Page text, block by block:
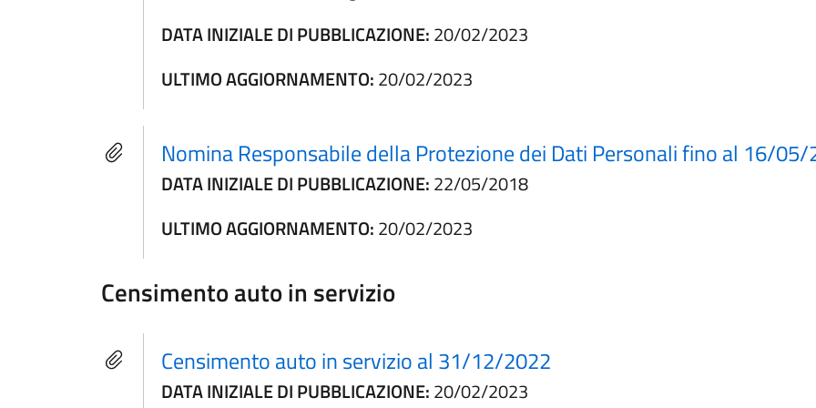
DATA INIZIALE DI PUBBLICAZIONE:20/02/2023
ULTIMO AGGIORNAMENTO:20/02/2023
Nomina Responsabile della Protezione dei Dati Personali fino al 16/
DATA INIZIALE DI PUBBLICAZIONE:22/05/2018
ULTIMO AGGIORNAMENTO:20/02/2023
Censimento auto in servizio
Censimento auto in servizio al 31/12/2022
DATA INIZIALE DI PUBBLICAZIONE:20/02/2023